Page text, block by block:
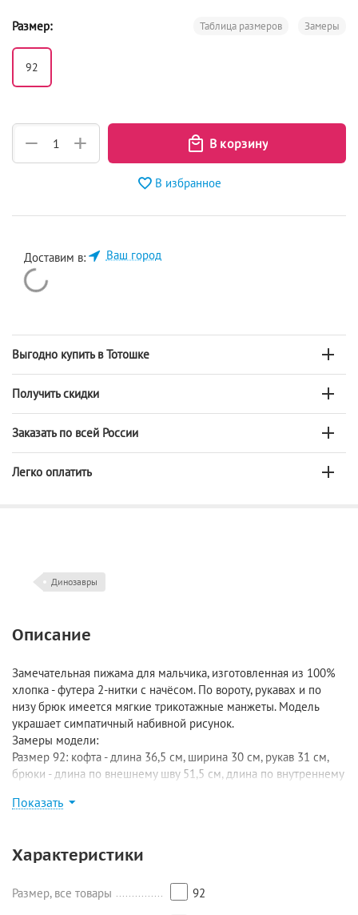
Размер: Замеры
Таблица размеров
92
+
−
В избранное
Доставим в: Ваш город
Выгодно купить в Тотошке
Получить скидки
Заказать по всей России
Легко оплатить
Динозавры
Описание
Замечательная пижама для мальчика, изготовленная из 100%
хлопка - футера 2-нитки с начёсом. По вороту, рукавах и по
низу брюк имеется мягкие трикотажные манжеты. Модель
украшает симпатичный набивной рисунок.
Замеры модели:
Размер 92: кофта - длина 36,5 см, ширина 30 см, рукав 31 см,
брюки - длина по внешнему шву 51,5 см, длина по внутреннему
Размер 98: кофта - длина 38 см, ширина 31 см, рукав 33 см,
брюки - длина 60,5/39,5 см;
см, брюки - длина 68/45 см;
Показать
Характеристики
Размер, все товары 92